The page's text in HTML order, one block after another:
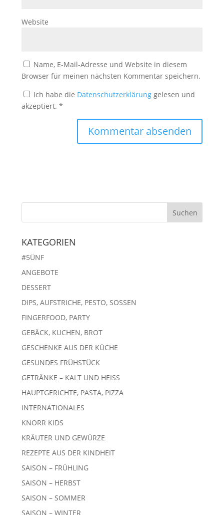
Website
Name, E-Mail-Adresse und Website in diesem
Browser für meinen nächsten Kommentar speichern.
Ich habe die Datenschutzerklärung gelesen und
akzeptiert. *
KATEGORIEN
#5ÜNF
ANGEBOTE
DESSERT
DIPS, AUFSTRICHE, PESTO, SOSSEN
FINGERFOOD, PARTY
GEBÄCK, KUCHEN, BROT
GESCHENKE AUS DER KÜCHE
GESUNDES FRÜHSTÜCK
GETRÄNKE – KALT UND HEISS
HAUPTGERICHTE, PASTA, PIZZA
INTERNATIONALES
KNORR KIDS
KRÄUTER UND GEWÜRZE
REZEPTE AUS DER KINDHEIT
SAISON – FRÜHLING
SAISON – HERBST
SAISON – SOMMER
SAISON – WINTER